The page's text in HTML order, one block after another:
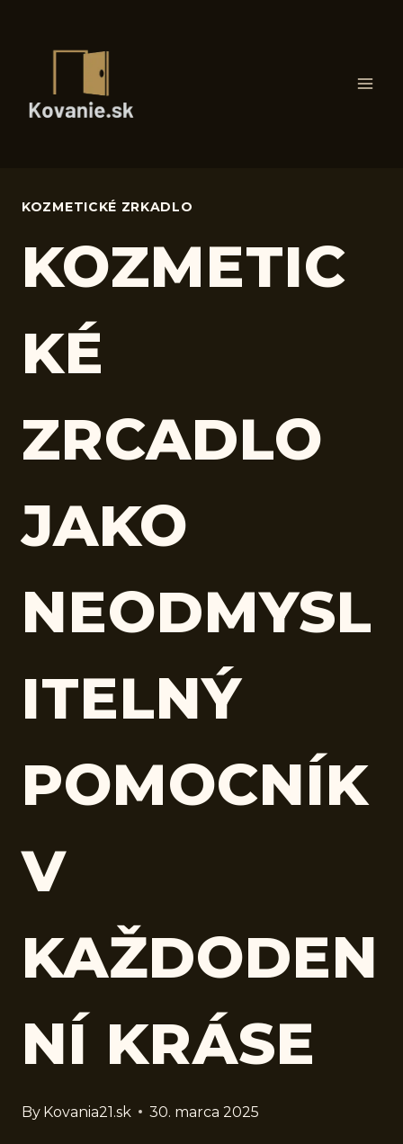
KOZMETICKÉ ZRKADLO
KOZMETIC
KÉ
ZRCADLO
JAKO
NEODMYSL
ITELNÝ
POMOCNÍK
V
KAŽDODEN
NÍ KRÁSE
By Kovania21.sk 30. marca 2025